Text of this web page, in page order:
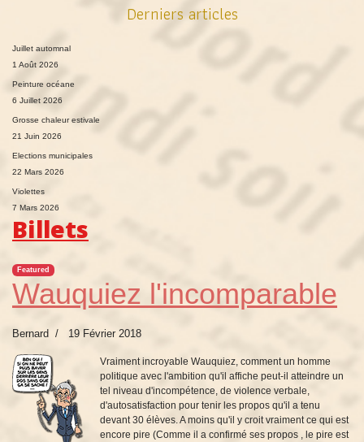
Derniers articles
Juillet automnal
1 Août 2026
Peinture océane
6 Juillet 2026
Grosse chaleur estivale
21 Juin 2026
Elections municipales
22 Mars 2026
Violettes
7 Mars 2026
Billets
Featured
Wauquiez l'incomparable
Bernard 19 Février 2018
Vraiment incroyable Wauquiez, comment un homme
politique avec l'ambition qu'il affiche peut-il atteindre un
tel niveau d'incompétence, de violence verbale,
d'autosatisfaction pour tenir les propos qu'il a tenu
devant 30 élèves. A moins qu'il y croit vraiment ce qui est
encore pire (Comme il a confirmé ses propos , le pire est